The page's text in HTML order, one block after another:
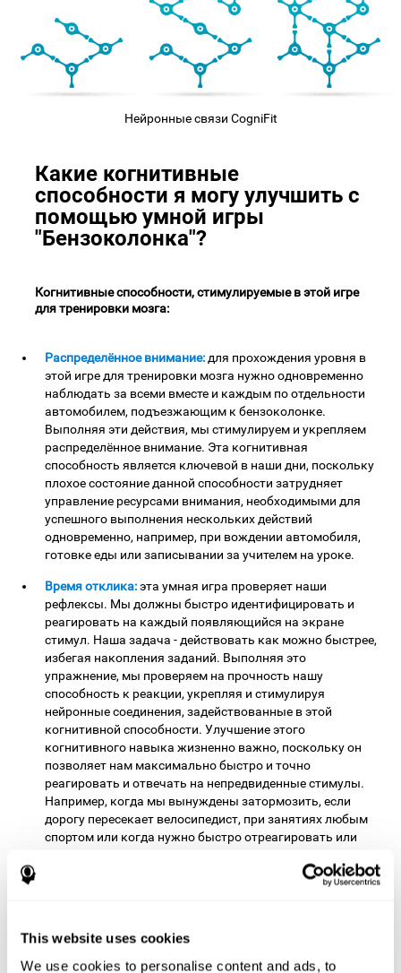
This website uses cookies
We use cookies to personalise content and ads, to
Нейронные связи CogniFit
Какие когнитивные
способности я могу улучшить с
помощью умной игры
"Бензоколонка"?
Когнитивные способности, стимулируемые в этой игре
для тренировки мозга:
Распределённое внимание:для прохождения уровня в
этой игре для тренировки мозга нужно одновременно
наблюдать за всеми вместе и каждым по отдельности
автомобилем, подъезжающим к бензоколонке.
Выполняя эти действия, мы стимулируем и укрепляем
распределённое внимание. Эта когнитивная
способность является ключевой в наши дни, поскольку
плохое состояние данной способности затрудняет
управление ресурсами внимания, необходимыми для
успешного выполнения нескольких действий
одновременно, например, при вождении автомобиля,
готовке еды или записывании за учителем на уроке.
Время отклика:эта умная игра проверяет наши
рефлексы. Мы должны быстро идентифицировать и
реагировать на каждый появляющийся на экране
стимул. Наша задача - действовать как можно быстрее,
избегая накопления заданий. Выполняя это
упражнение, мы проверяем на прочность нашу
способность к реакции, укрепляя и стимулируя
нейронные соединения, задействованные в этой
когнитивной способности. Улучшение этого
когнитивного навыка жизненно важно, поскольку он
позволяет нам максимально быстро и точно
реагировать и отвечать на непредвиденные стимулы.
Например, когда мы вынуждены затормозить, если
дорогу пересекает велосипедист, при занятиях любым
спортом или когда нужно быстро отреагировать или
в этом задании
особенно на более высоких уровнях игры, когда
потребности могут не совпадать с начальным